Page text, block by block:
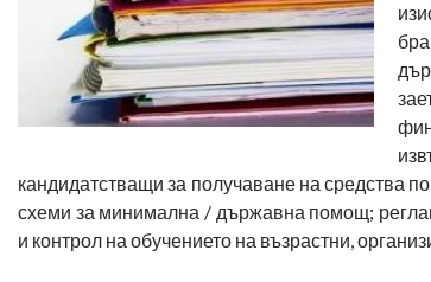
кандидатстващи за получаване на средства
схеми за минимална / държавна помощ;
и контрол на обучението на възрастни,